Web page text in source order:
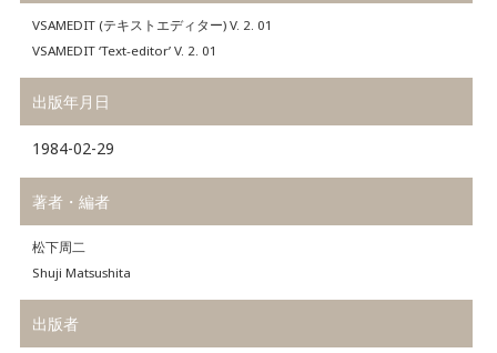
VSAMEDIT (テキストエディター) V. 2. 01
VSAMEDIT ‘Text-editor’ V. 2. 01
出版年月日
1984-02-29
著者・編者
松下周二
Shuji Matsushita
出版者